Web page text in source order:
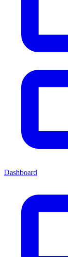
Dashboard